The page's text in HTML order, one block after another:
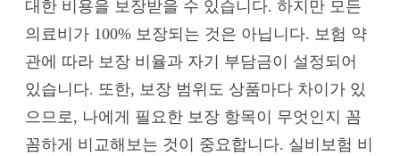
대한 비용을 보장받을 수 있습니다. 하지만 모든
의료비가 100% 보장되는 것은 아닙니다. 보험 약
관에 따라 보장 비율과 자기 부담금이 설정되어
있습니다. 또한, 보장 범위도 상품마다 차이가 있
으므로, 나에게 필요한 보장 항목이 무엇인지 꼼
꼼하게 비교해보는 것이 중요합니다. 실비보험 비